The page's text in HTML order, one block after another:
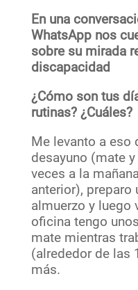
En una
WhatsApp nos
sobre su mirada
discapacidad
¿Cómo son tus
rutinas? ¿Cuáles?
Me levanto a eso
desayuno (mate
veces a la
anterior), preparo
almuerzo y luego
oficina tengo
mate mientras
(alrededor de las
más.